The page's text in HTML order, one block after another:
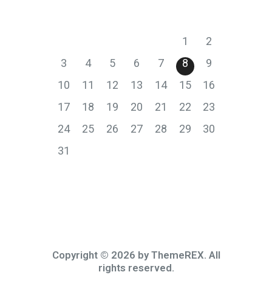
1
2
3
4 5 6 7 8
9
10
11 12 13 14 15
16
17
18 19 20 21 22
23
24
25 26 27 28 29
30
31
Copyright © 2026 by ThemeREX. All
rights reserved.